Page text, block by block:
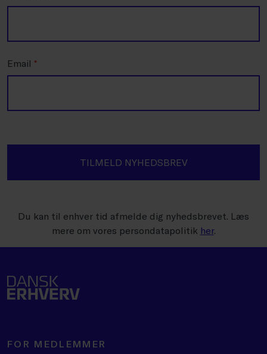
Email *
TILMELD NYHEDSBREV
Du kan til enhver tid afmelde dig nyhedsbrevet. Læs
mere om vores persondatapolitik her.
FOR MEDLEMMER